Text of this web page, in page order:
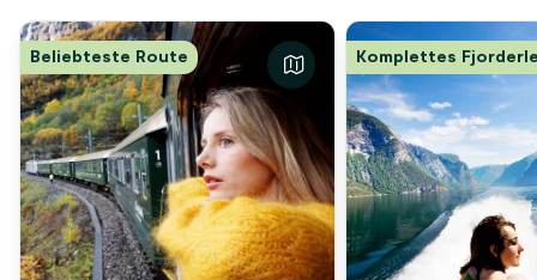
Beliebteste Route Komplettes